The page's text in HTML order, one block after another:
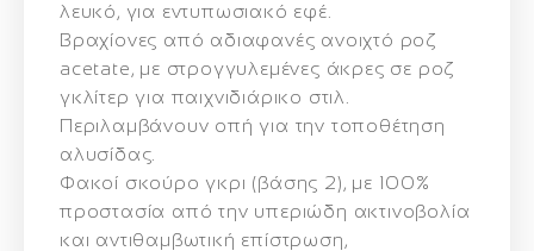
λευκό, για εντυπωσιακό εφέ.
Βραχίονες από αδιαφανές ανοιχτό ροζ
acetate, με στρογγυλεμένες άκρες σε ροζ
γκλίτερ για παιχνιδιάρικο στιλ.
Περιλαμβάνουν οπή για την τοποθέτηση
αλυσίδας.
Φακοί σκούρο γκρι (βάσης 2), με 100%
προστασία από την υπεριώδη ακτινοβολία
και αντιθαμβωτική επίστρωση,